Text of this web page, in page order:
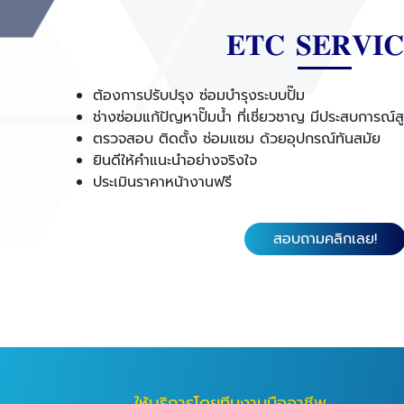
𝐄𝐓𝐂
ต้องการปรับปรุง ซ่อมบำรุงระบบปั๊ม
ช่างซ่อมแก้ปัญหาปั๊มน้ำ ที่เชี่ยวชาญ มีประสบการณ์
ตรวจสอบ ติดตั้ง ซ่อมแซม ด้วยอุปกรณ์ทันสมัย
ยินดีให้คำแนะนำอย่างจริงใจ
ประเมินราคาหน้างานฟรี
สอบถามคลิกเลย!